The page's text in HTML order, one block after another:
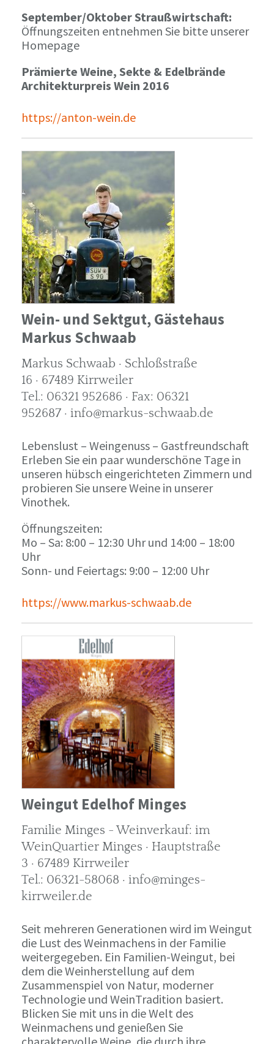
September/Oktober Straußwirtschaft:
Öffnungszeiten entnehmen Sie bitte unserer
Homepage
Prämierte Weine, Sekte & Edelbrände
Architekturpreis Wein 2016
https://anton-wein.de
Wein- und Sektgut, Gästehaus
Markus Schwaab
Markus Schwaab · Schloßstraße
16 · 67489 Kirrweiler
Tel.: 06321 952686 · Fax: 06321
952687 · info@markus-schwaab.de
Lebenslust – Weingenuss – Gastfreundschaft
Erleben Sie ein paar wunderschöne Tage in
unseren hübsch eingerichteten Zimmern und
probieren Sie unsere Weine in unserer
Vinothek.
Öffnungszeiten:
Mo – Sa: 8:00 – 12:30 Uhr und 14:00 – 18:00
Uhr
Sonn- und Feiertags: 9:00 – 12:00 Uhr
https://www.markus-schwaab.de
Weingut Edelhof Minges
Familie Minges - Weinverkauf: im
WeinQuartier Minges · Hauptstraße
3 · 67489 Kirrweiler
Tel.: 06321-58068 · info@minges-
kirrweiler.de
Seit mehreren Generationen wird im Weingut
die Lust des Weinmachens in der Familie
weitergegeben. Ein Familien-Weingut, bei
dem die Weinherstellung auf dem
Zusammenspiel von Natur, moderner
Technologie und WeinTradition basiert.
Blicken Sie mit uns in die Welt des
Weinmachens und genießen Sie